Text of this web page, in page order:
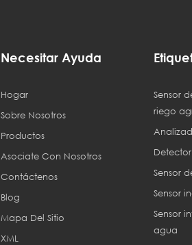
Necesitar Ayuda
Hogar
Sobre Nosotros
Productos
Asociate Con Nosotros
Contáctenos
Blog
Mapa Del Sitio
XML
Sensor
riego
Sensor
Sensor
Sensor
agua